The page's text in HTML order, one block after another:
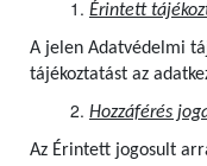
Érintett
A jelen Adatvédelmi
tájékoztatást az
Hozzáférés
Az Érintett jogosult